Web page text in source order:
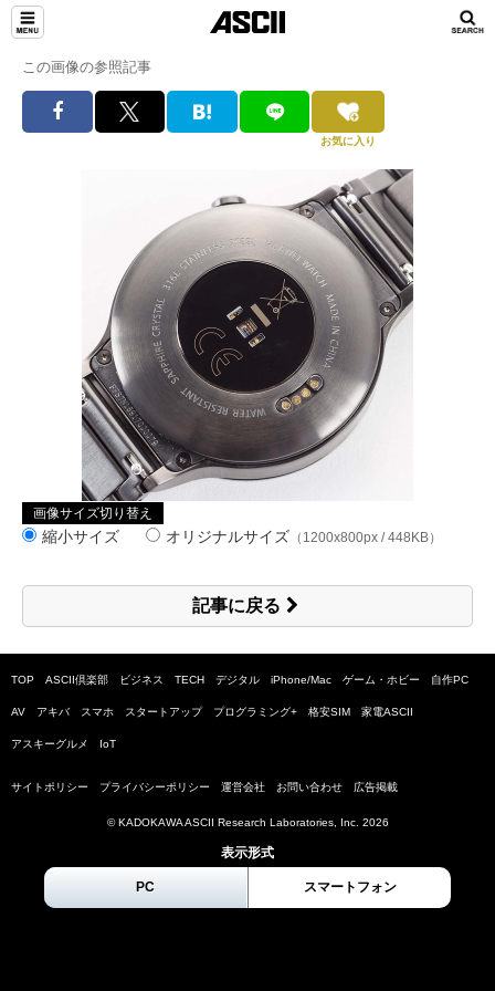
この画像の参照記事
お気に入り
画像サイズ切り替え
縮小サイズ オリジナルサイズ （1200x800px / 448KB）
記事に戻る
TOP ASCII倶楽部 ビジネス TECH デジタル iPhone/Mac ゲーム・ホビー 自作PC
AV アキバ スマホ スタートアップ プログラミング+ 格安SIM 家電ASCII
アスキーグルメ IoT
サイトポリシー プライバシーポリシー 運営会社 お問い合わせ 広告掲載
© KADOKAWA ASCII Research Laboratories, Inc. 2026
表示形式
PC スマートフォン